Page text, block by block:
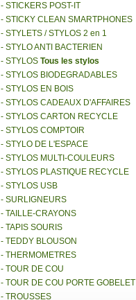
- STICKERS POST-IT
- STICKY CLEAN SMARTPHONES
- STYLETS / STYLOS 2 en 1
- STYLO ANTI BACTERIEN
- STYLOS Tous les stylos
- STYLOS BIODEGRADABLES
- STYLOS EN BOIS
- STYLOS CADEAUX D'AFFAIRES
- STYLOS CARTON RECYCLE
- STYLOS COMPTOIR
- STYLO DE L'ESPACE
- STYLOS MULTI-COULEURS
- STYLOS PLASTIQUE RECYCLE
- STYLOS USB
- SURLIGNEURS
- TAILLE-CRAYONS
- TAPIS SOURIS
- TEDDY BLOUSON
- THERMOMETRES
- TOUR DE COU
- TOUR DE COU PORTE GOBELET
- TROUSSES